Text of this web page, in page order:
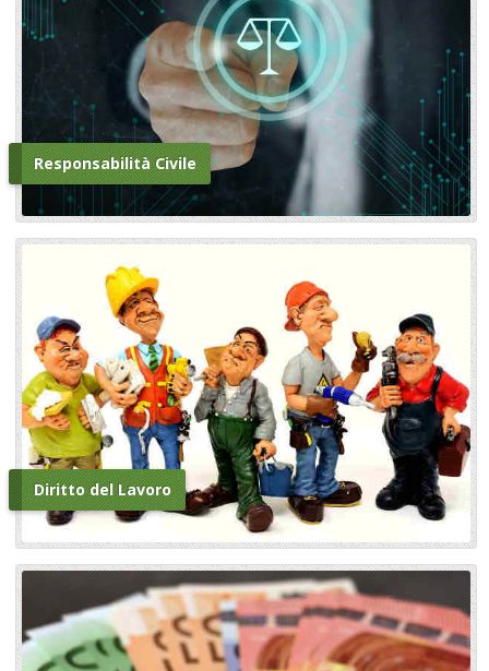
Responsabilità Civile
Diritto del Lavoro